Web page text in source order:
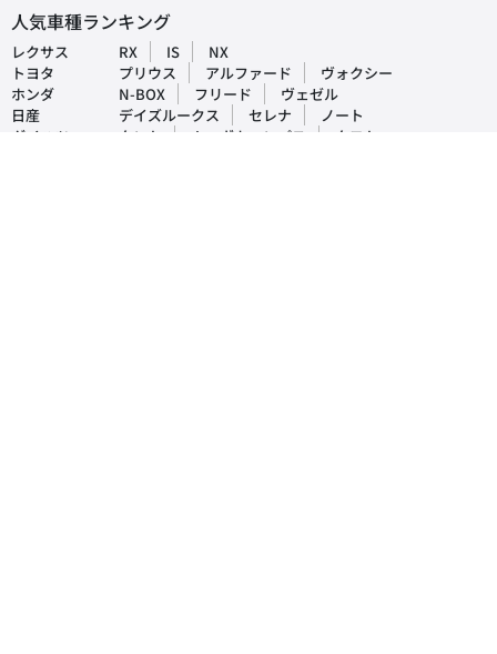
人気車種ランキング
レクサス RX IS
NX
トヨタ
プリウス アルファード
ヴォクシー
ホンダ
N-BOX フリード
ヴェゼル
日産
デイズルークス セレナ
ノート
ダイハツ
タント ムーヴキャンパス
タフト